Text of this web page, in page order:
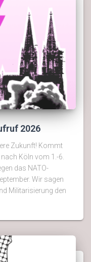
2026
Zukunft! Kommt
Köln vom 1.-6.
das NATO-
Wir sagen
Militarisierung den